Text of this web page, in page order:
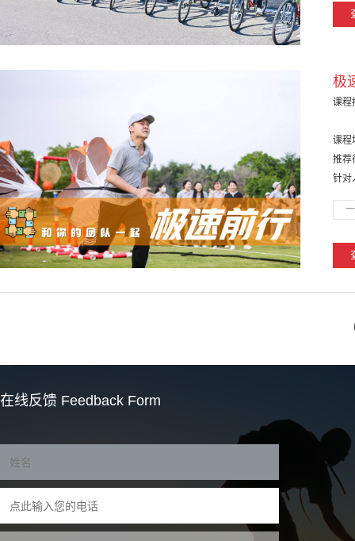
极
课程
课程
推荐
针对
在线反馈 Feedback Form